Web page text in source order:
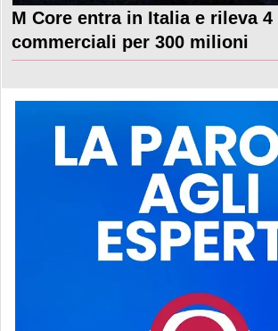
M Core entra in Italia e rileva
commerciali per 300 milioni